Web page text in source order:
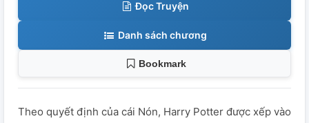
Đọc Truyện
Danh sách chương
Bookmark
Theo quyết định của cái Nón, Harry Potter được xếp vào